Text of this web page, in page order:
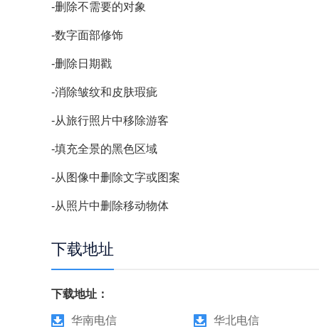
-删除不需要的对象
-数字面部修饰
-删除日期戳
-消除皱纹和皮肤瑕疵
-从旅行照片中移除游客
-填充全景的黑色区域
-从图像中删除文字或图案
-从照片中删除移动物体
下载地址
下载地址：
华南电信 华北电信